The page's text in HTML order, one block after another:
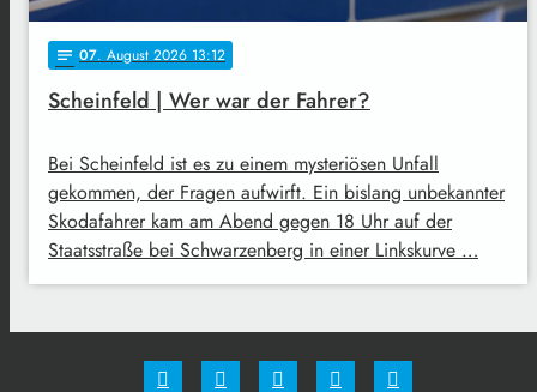
notes 07. August 2026 13:12
Scheinfeld | Wer war der Fahrer?
Bei Scheinfeld ist es zu einem mysteriösen Unfall
gekommen, der Fragen aufwirft. Ein bislang unbekannter
Skodafahrer kam am Abend gegen 18 Uhr auf der
Staatsstraße bei Schwarzenberg in einer Linkskurve …